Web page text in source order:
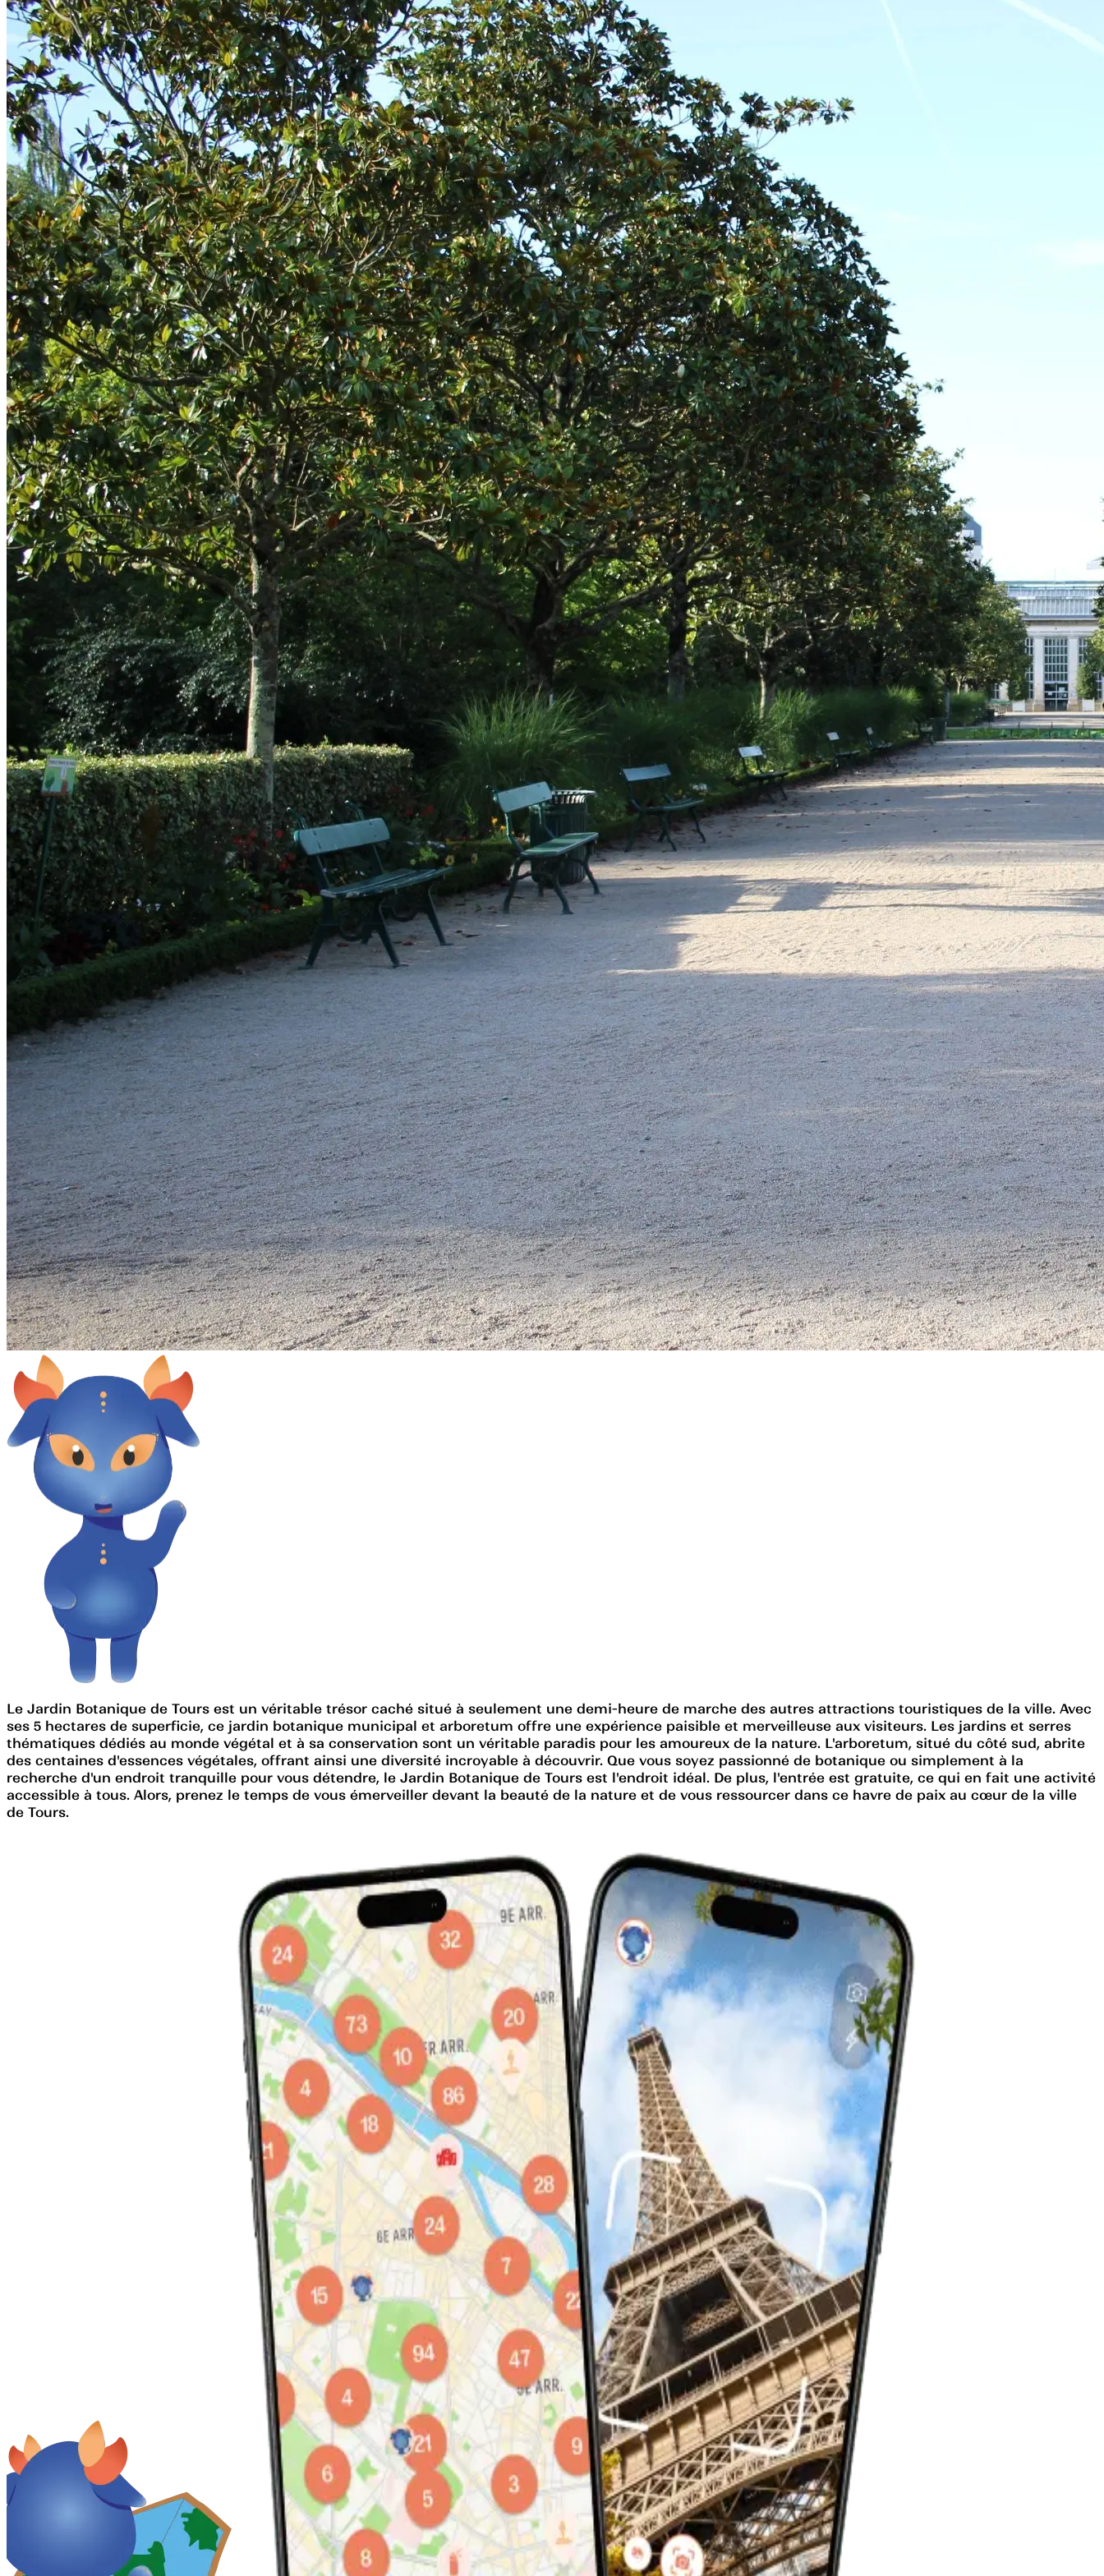
Le Jardin Botanique de Tours est un véritable trésor caché situé à seulement une demi-heure de marche des autres attractions touristiques de la ville. Avec
ses 5 hectares de superficie, ce jardin botanique municipal et arboretum offre une expérience paisible et merveilleuse aux visiteurs. Les jardins et serres
thématiques dédiés au monde végétal et à sa conservation sont un véritable paradis pour les amoureux de la nature. L'arboretum, situé du côté sud, abrite
des centaines d'essences végétales, offrant ainsi une diversité incroyable à découvrir. Que vous soyez passionné de botanique ou simplement à la
recherche d'un endroit tranquille pour vous détendre, le Jardin Botanique de Tours est l'endroit idéal. De plus, l'entrée est gratuite, ce qui en fait une activité
accessible à tous. Alors, prenez le temps de vous émerveiller devant la beauté de la nature et de vous ressourcer dans ce havre de paix au cœur de la ville
de Tours.